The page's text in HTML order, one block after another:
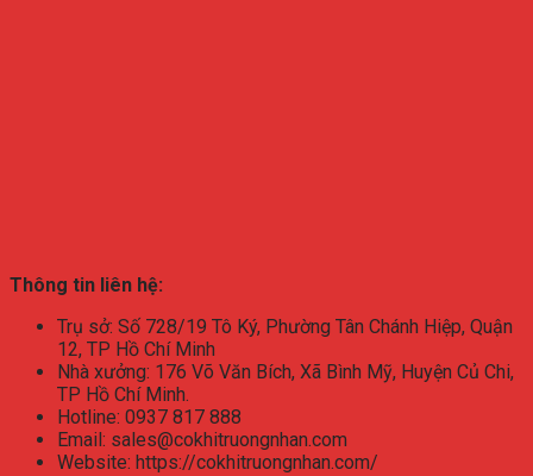
Thông tin liên hệ:
Trụ sở: Số 728/19 Tô Ký, Phường Tân Chánh Hiệp, Quận
12, TP Hồ Chí Minh
Nhà xưởng: 176 Võ Văn Bích, Xã Bình Mỹ, Huyện Củ Chi,
TP Hồ Chí Minh.
Hotline: 0937 817 888
Email: sales@cokhitruongnhan.com
Website: https://cokhitruongnhan.com/